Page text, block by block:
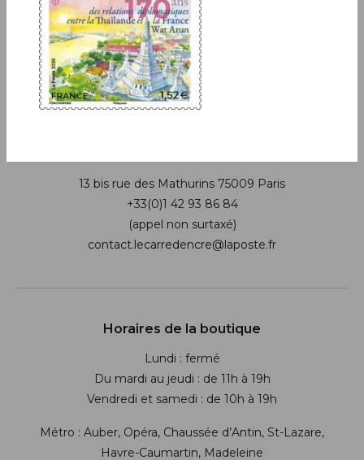
Inscrivez-vous à notre newsletter
JE M'ABONNE
13 bis rue des Mathurins 75009 Paris
+33(0)1 42 93 86 84
(appel non surtaxé)
contact.lecarredencre@laposte.fr
Horaires de la boutique
Lundi : fermé
Du mardi au jeudi : de 11h à 19h
Vendredi et samedi : de 10h à 19h
Métro : Auber, Opéra, Chaussée d’Antin, St-Lazare,
Havre-Caumartin, Madeleine